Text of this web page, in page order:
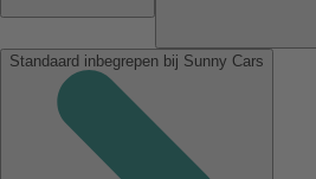
Standaard inbegrepen bij Sunny Cars